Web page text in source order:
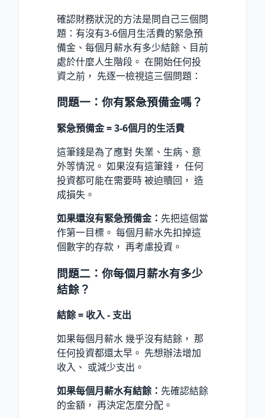
確認財務狀況的方法是問自己三個問
題：有沒有3-6個月生活費的緊急預
備金、每個月薪水有多少結餘、目前
處於什麼人生階段。 在開始任何投
資之前， 先逐一檢視這三個問題：
問題一：你有緊急預備金嗎？
緊急預備金 = 3-6個月的生活費
這筆錢是為了應對 失業、生病、意
外等情況。 如果沒有這筆錢， 任何
投資都可能在需要時 被迫贖回， 造
成損失。
如果還沒有緊急預備金： 先把這個當
作第一目標。 每個月薪水先扣掉這
個數字的存款， 再考慮投資。
問題二：你每個月薪水有多少
結餘？
結餘 = 收入 - 支出
如果每個月薪水 幾乎沒有結餘， 那
任何投資都還太早。 先想辦法增加
收入、 或減少支出。
如果每個月薪水有結餘： 先確認結餘
的金額， 再決定怎麼分配。